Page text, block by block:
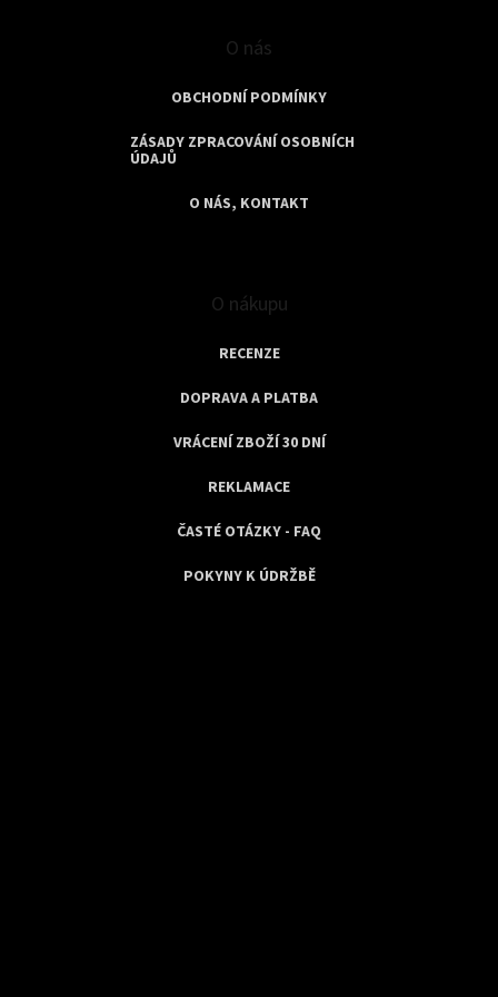
O nás
OBCHODNÍ PODMÍNKY
ZÁSADY ZPRACOVÁNÍ OSOBNÍCH
ÚDAJŮ
O NÁS, KONTAKT
O nákupu
RECENZE
DOPRAVA A PLATBA
VRÁCENÍ ZBOŽÍ 30 DNÍ
REKLAMACE
ČASTÉ OTÁZKY - FAQ
POKYNY K ÚDRŽBĚ